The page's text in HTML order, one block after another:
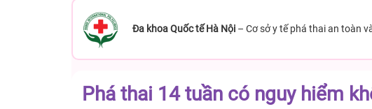
Đa khoa Quốc tế Hà Nội – Cơ sở y tế phá thai an toàn
Phá thai 14 tuần có nguy hiểm